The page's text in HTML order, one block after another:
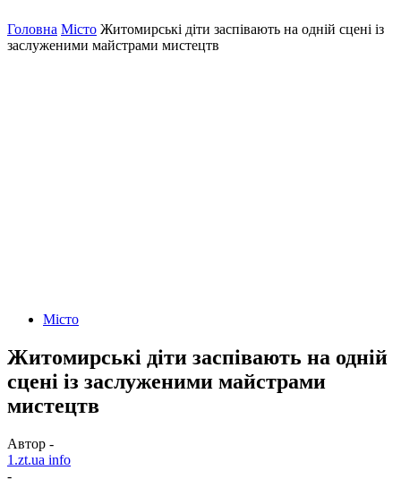
Головна Місто Житомирські діти заспівають на одній сцені із
заслуженими майстрами мистецтв
Місто
Житомирські діти заспівають на одній
сцені із заслуженими майстрами
мистецтв
Автор -
1.zt.ua info
-